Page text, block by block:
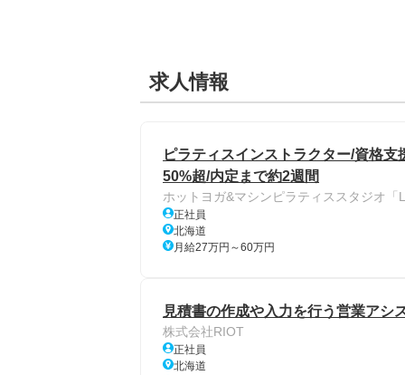
求人情報
ピラティスインストラクター/資格
50%超/内定まで約2週間
ホットヨガ&マシンピラティススタジオ「
正社員
北海道
月給27万円～60万円
見積書の作成や入力を行う営業アシ
株式会社RIOT
正社員
北海道